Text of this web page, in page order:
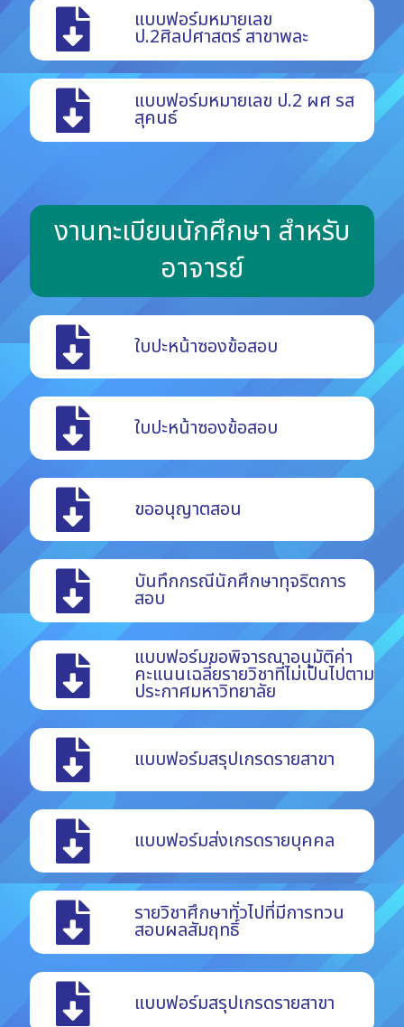
แบบฟอร์มหมายเลข
ป.2ศิลปศาสตร์ สาขาพละ
แบบฟอร์มหมายเลข ป.2 ผศ รส
สุคนธ์
งานทะเบียนนักศึกษา สำหรับ
อาจารย์​
ใบปะหน้าซองข้อสอบ
ใบปะหน้าซองข้อสอบ
ขออนุญาตสอน
บันทึกกรณีนักศึกษาทุจริตการ
สอบ
แบบฟอร์มขอพิจารณาอนุมัติค่า
คะแนนเฉลี่ยรายวิชาที่ไม่เป็นไปตาม
ประกาศมหาวิทยาลัย
แบบฟอร์มสรุปเกรดรายสาขา
แบบฟอร์มส่งเกรดรายบุคคล
รายวิชาศึกษาทั่วไปที่มีการทวน
สอบผลสัมฤทธิ์
แบบฟอร์มสรุปเกรดรายสาขา